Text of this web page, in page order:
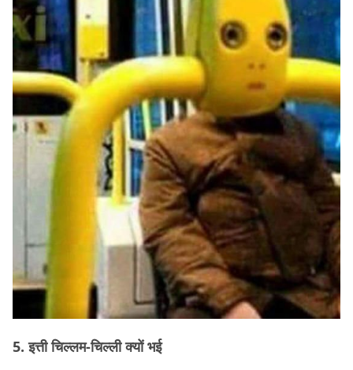
5. इत्ती चिल्लम-चिल्ली क्यों भई